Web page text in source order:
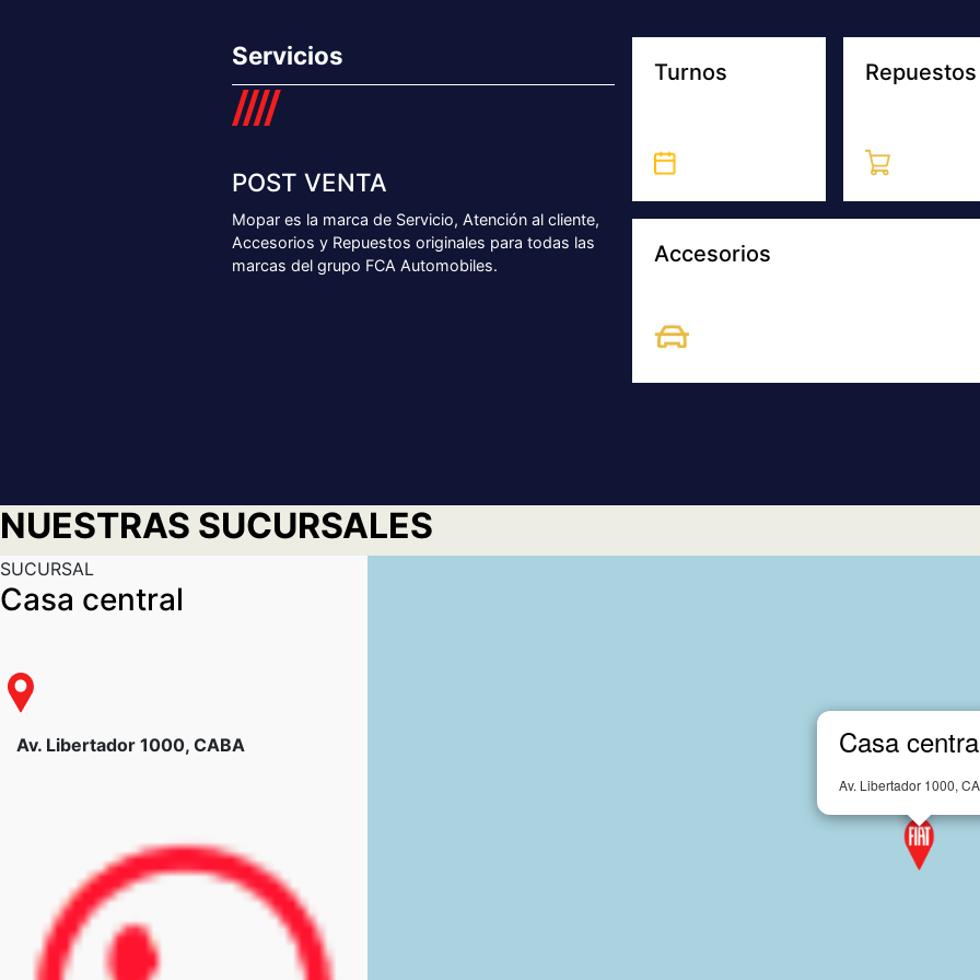
Servicios
POST VENTA
Mopar es la marca de Servicio, Atención al cliente,
Accesorios y Repuestos originales para todas las
marcas del grupo FCA Automobiles.
Turnos Repuestos
Accesorios
NUESTRAS SUCURSALES
SUCURSAL
Casa central
Av. Libertador 1000, CABA Casa
Av. Libertador 1000,